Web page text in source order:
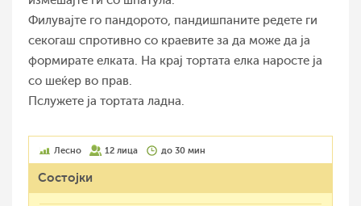
Филувајте го пандорото, пандишпаните редете ги
секогаш спротивно со краевите за да може да ја
формирате елката. На крај тортата елка наросте ја
со шеќер во прав.
Пслужете ја тортата ладна.
Лесно 12 лица до 30 мин
Состојки